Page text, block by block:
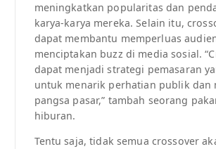
meningkatkan popularitas dan
karya-karya mereka. Selain itu,
dapat membantu memperluas
menciptakan buzz di media sosial.
dapat menjadi strategi pemasaran
untuk menarik perhatian publik dan
pangsa pasar,” tambah seorang
hiburan.
Tentu saja, tidak semua crossover